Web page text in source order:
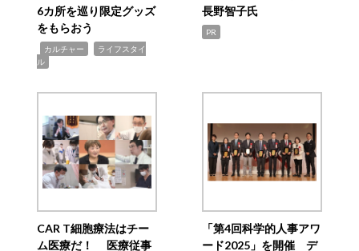
6カ所を巡り限定グッズ
をもらおう
カルチャー
ライフスタイ
ル
長野智子氏
PR
CAR T細胞療法はチー
ム医療だ！ 医療従事
「第4回科学的人事アワ
ード2025」を開催 デ